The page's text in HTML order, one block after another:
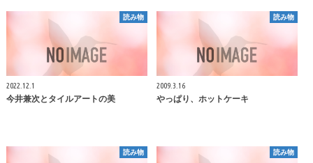
読み物
2022.12.1
今井兼次とタイルアートの美
読み物
2009.3.16
やっぱり、ホットケーキ
読み物 読み物